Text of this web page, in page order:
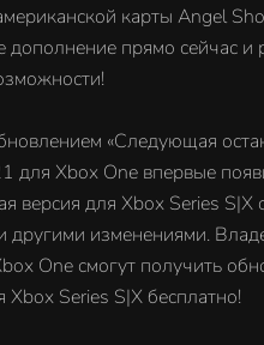
карты Angel
дополнение прямо сейчас и
«Следующая
для Xbox One впервые
версия для Xbox Series S|X
другими изменениями.
One смогут получить
Xbox Series S|X бесплатно!